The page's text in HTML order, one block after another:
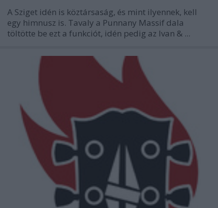
A Sziget idén is köztársaság, és mint ilyennek, kell
egy himnusz is. Tavaly a Punnany Massif dala
töltötte be ezt a funkciót, idén pedig az Ivan & ...